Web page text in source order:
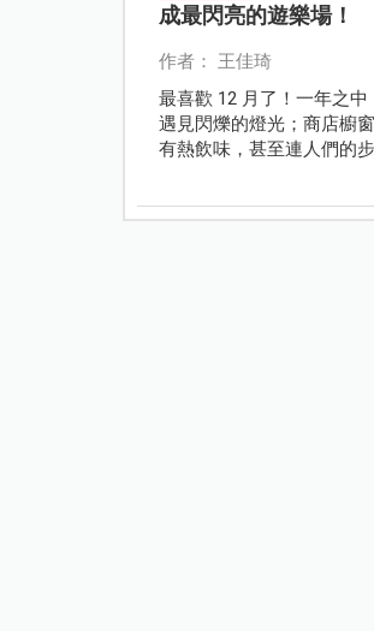
成最閃亮的遊樂場！
作者： 王佳琦
最喜歡 12 月了！一年之
遇見閃爍的燈光；商店櫥
有熱飲味，甚至連人們的